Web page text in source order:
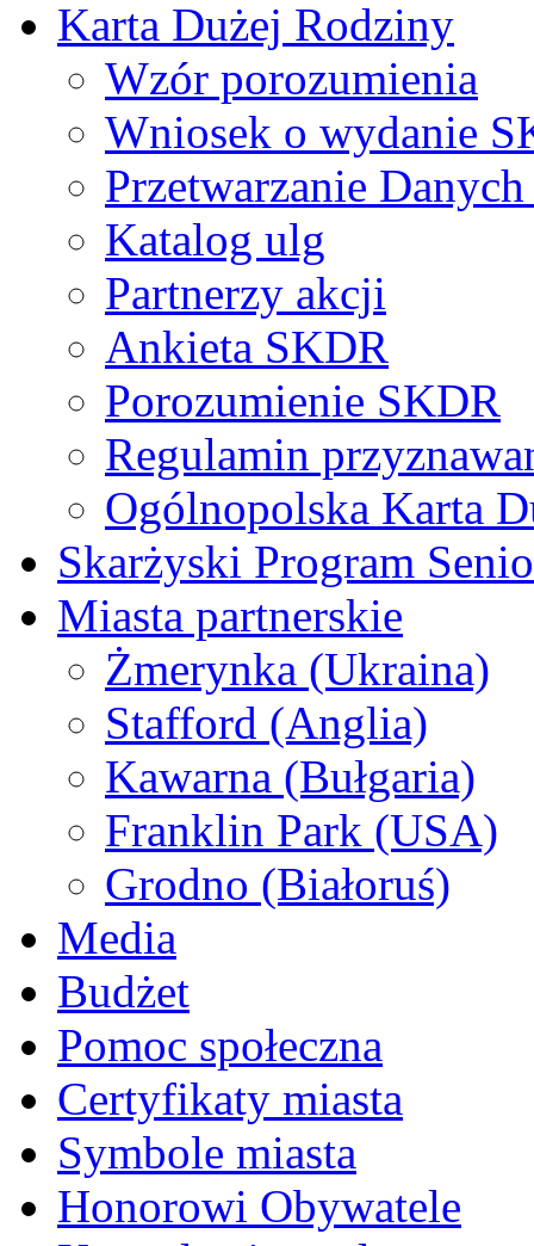
Karta Dużej Rodziny
Wzór porozumienia
Wniosek o wydanie
Przetwarzanie
Katalog ulg
Partnerzy akcji
Ankieta SKDR
Porozumienie SKDR
Regulamin
Ogólnopolska Karta
Skarżyski Program
Miasta partnerskie
Żmerynka (Ukraina)
Stafford (Anglia)
Kawarna (Bułgaria)
Franklin Park (USA)
Grodno (Białoruś)
Media
Budżet
Pomoc społeczna
Certyfikaty miasta
Symbole miasta
Honorowi Obywatele